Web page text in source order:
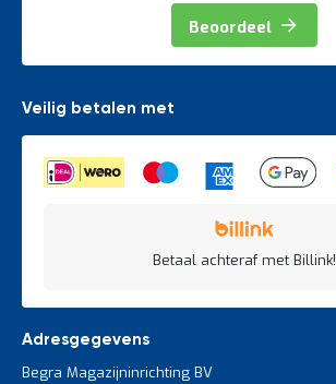
Beoordeel
Veilig betalen met
Betaal achteraf met Billink!
Adresgegevens
Begra Magazijninrichting BV